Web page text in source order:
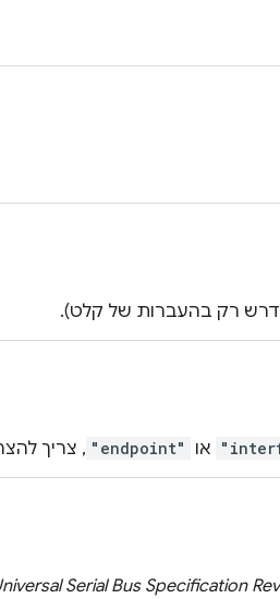
רק בהעברות של קלט).
או "endpoint" , צריך
Serial Bus Specification